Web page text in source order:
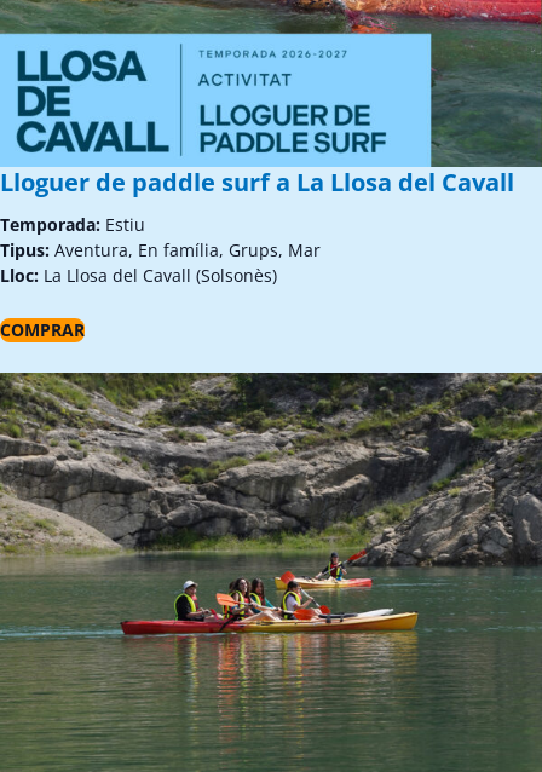
Lloguer de paddle surf a La Llosa del Cavall
Temporada: Estiu
Tipus: Aventura, En família, Grups, Mar
Lloc: La Llosa del Cavall (Solsonès)
COMPRAR